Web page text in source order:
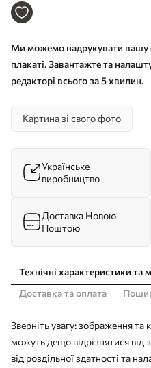
холсті Арт. s33270
Ми можемо надрукувати вашу
плакаті. Завантажте та
редакторі всього за 5 хвилин.
Картина зі свого фото
Українське
виробництво
Доставка Новою
Поштою
Технічні характеристики та
Доставка та оплата
Зверніть увагу: зображення
можуть дещо відрізнятися від
від роздільної здатності та